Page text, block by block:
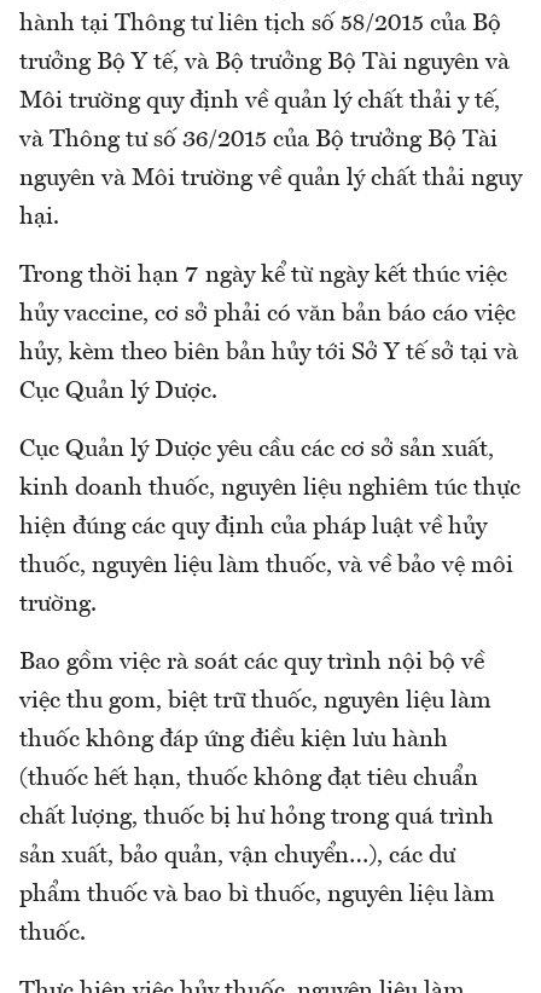
hành tại Thông tư liên tịch số 58/2015 của Bộ
trưởng Bộ Y tế, và Bộ trưởng Bộ Tài nguyên và
Môi trường quy định về quản lý chất thải y tế,
và Thông tư số 36/2015 của Bộ trưởng Bộ Tài
nguyên và Môi trường về quản lý chất thải nguy
hại.
Trong thời hạn 7 ngày kể từ ngày kết thúc việc
hủy vaccine, cơ sở phải có văn bản báo cáo việc
hủy, kèm theo biên bản hủy tới Sở Y tế sở tại và
Cục Quản lý Dược.
Cục Quản lý Dược yêu cầu các cơ sở sản xuất,
kinh doanh thuốc, nguyên liệu nghiêm túc thực
hiện đúng các quy định của pháp luật về hủy
thuốc, nguyên liệu làm thuốc, và về bảo vệ môi
trường.
Bao gồm việc rà soát các quy trình nội bộ về
việc thu gom, biệt trữ thuốc, nguyên liệu làm
thuốc không đáp ứng điều kiện lưu hành
(thuốc hết hạn, thuốc không đạt tiêu chuẩn
chất lượng, thuốc bị hư hỏng trong quá trình
sản xuất, bảo quản, vận chuyển…), các dư
phẩm thuốc và bao bì thuốc, nguyên liệu làm
thuốc.